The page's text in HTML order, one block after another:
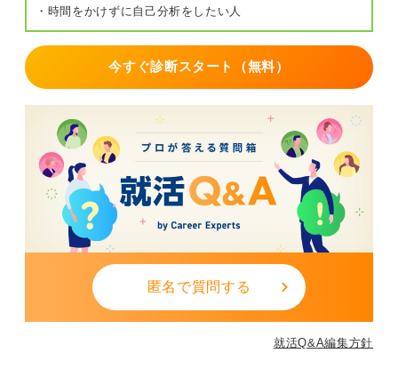
・時間をかけずに自己分析をしたい人
今すぐ診断スタート（無料）
匿名で質問する
就活Q&A編集方針